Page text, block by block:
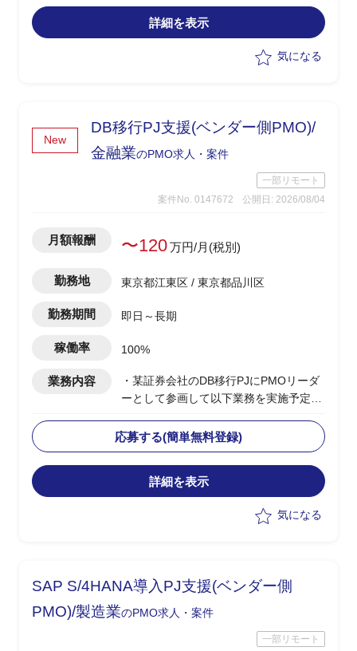
ポート
・調剤事業会社(9社)の既存在庫・発注シ
合意に向けた資料作成・進捗フォロー
等SLA(稼働率)合意に向けた資料作成・
調整サポート
詳細を表示
気になる
New
DB移行PJ支援(ベンダー側PMO)/
金融業のPMO求人・案件
一部リモート
案件No. 0147672
公開日: 2026/08/04
月額報酬 〜120万円/月(税別)
勤務地 東京都江東区 / 東京都品川区
勤務期間 即日～長期
稼働率 100%
業務内容
・某証券会社のDB移行PJにPMOリーダ
ーとして参画して以下業務を実施予定
確認・品質担保
-結合テスト～総合テストで発生する障
害の管理・進行統制
-障害管理台帳の運用/障害解消状況のト
-テスト品質基準の確認/品質面での顧客
応募する(簡単無料登録)
詳細を表示
気になる
SAP S/4HANA導入PJ支援(ベンダー側
PMO)/製造業のPMO求人・案件
一部リモート